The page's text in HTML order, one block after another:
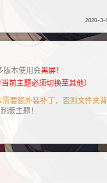
2020-3-
版本使用会黑屏！
前主题必须切换至其他）
需要额外装补丁，否则文件夹
版主题！